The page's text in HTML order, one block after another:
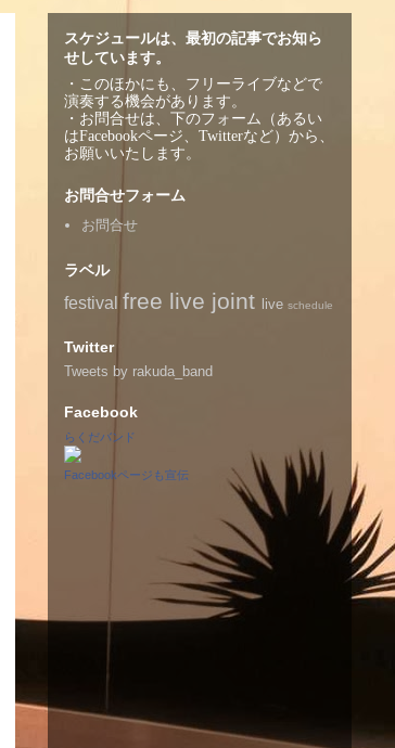
スケジュールは、最初の記事でお知ら
せしています。
・このほかにも、フリーライブなどで
演奏する機会があります。
・お問合せは、下のフォーム（あるい
はFacebookページ、Twitterなど）から、
お願いいたします。
お問合せフォーム
お問合せ
ラベル
festival free live joint live schedule
Twitter
Tweets by rakuda_band
Facebook
らくだバンド
Facebookページも宣伝